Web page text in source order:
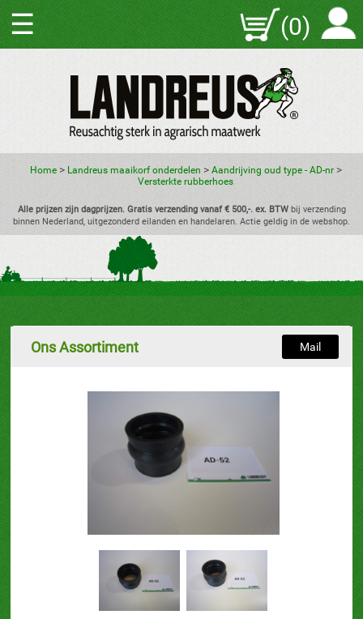
☰ (0)
Home> Landreus maaikorf onderdelen > Aandrijving oud type - AD-nr>
Versterkte rubberhoes
Alle prijzen zijn dagprijzen. Gratis verzending vanaf € 500,-. ex. BTWbij verzending
binnen Nederland, uitgezonderd eilanden en handelaren. Actie geldig in de webshop.
Ons Assortiment Mail